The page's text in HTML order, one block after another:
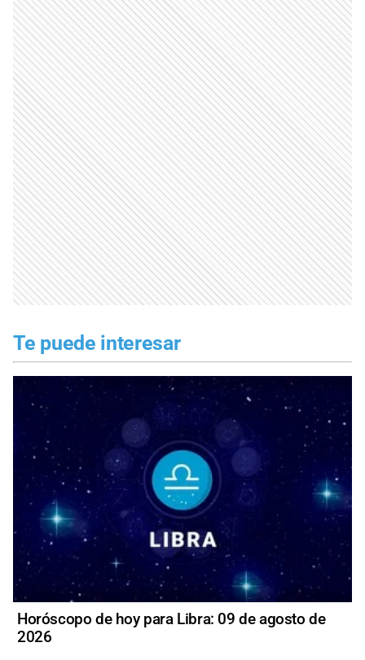
Te puede interesar
Horóscopo de hoy para Libra: 09 de agosto de
2026